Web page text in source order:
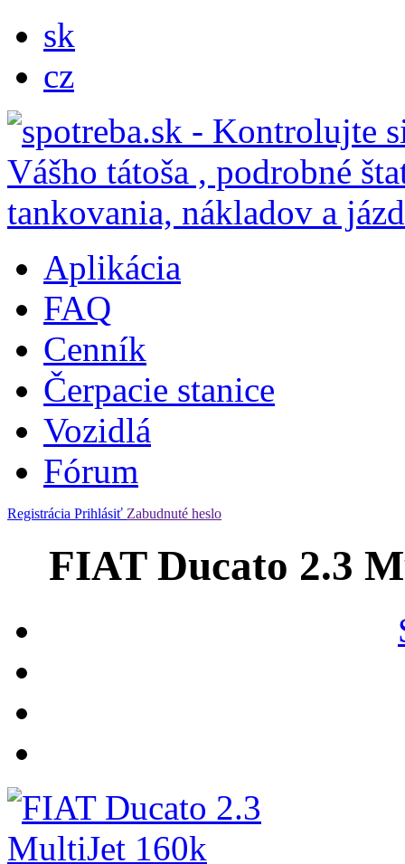
sk
cz
Aplikácia
FAQ
Cenník
Čerpacie stanice
Vozidlá
Fórum
Registrácia Prihlásiť Zabudnuté heslo
FIAT Ducato 2.3